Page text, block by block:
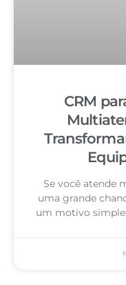
CRM
Se você atende
uma grande
um motivo